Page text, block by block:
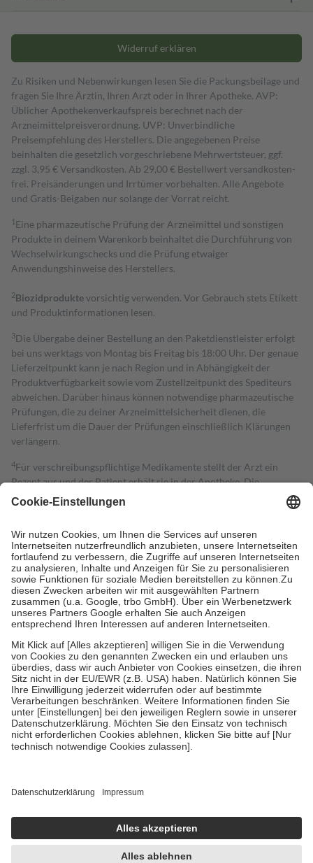
Widerruf erklären
Zu Risiken und Nebenwirkungen lesen Sie die Packungsbeilage und
fragen Sie Ihre Ärztin, Ihren Arzt oder in Ihrer Apotheke. AVP:
Üblicher Apothekenverkaufspreis berechnet nach der
Arzneimittelpreisverordnung. UVP: Unverbindliche
Preisempfehlung des Herstellers. Die angegebenen Preise
beinhalten die gesetzlich vorgeschriebene Mehrwertsteuer, ggf.
zzgl. 3,95 € Versandkosten. Ab 29,00 € Bestell­wert versand­kosten­
frei. Preisänderungen und Irrtümer vorbehalten. Alle Angebote
und Gratis-Beigaben nur solange der Vorrat reicht.
1 Eine pharmazeutische Prüfung der Arzneimittel und sonstigen
Produkte in deinem Warenkorb beinhaltet die Durchführung von
Wechselwirkungschecks und die Prüfung etwaiger
Anwendungshinweise des Herstellers.
2Biozidproduktevorsichtig verwenden. Vor Gebrauch stets Etikett
und Produktinformationen lesen.
3Die Übergabe deiner Bestellung an den Paketdienstleister erfolgt
bei uns werktags von Montag bis Freitag bis 18:00 Uhr. Der genaue
Lieferzeitpunkt kann je nach Region und in Abhängigkeit der
Produktverfügbarkeit sowie vom Zustellzeitpunkt des Spediteurs
abweichen. Darüber hinaus können notwendige pharmazeutische
Prüfungen, die zu deiner Arzneimittelsicherheit dienen, die
Lieferfrist um die Dauer der Prüfungen einschließlich Klärungen
verlängern.
4Für verschreibungspflichtige Medikamente stellt der Arzt ein
Rezept aus und der Patient erhält sie in der Apotheke. Die
gesetzliche Krankenversicherung übernimmt in der Regel die
Kosten dafür, der Versicherte trägt einen Teil davon als Zuzahlung
Grundsätzlich leisten Mitglieder Zuzahlungen in Höhe von zehn
Prozent des Abgabepreises,mindestens jedochfünf Euround
höchstens zehn Euro.Es sind jedoch nie mehr als die tatsächlichen
Kosten der Leistung zu entrichten.
Diese Regeln gelten grundsätzlich auch für Online-Apotheken.
Bei Heilmitteln und häuslicher Krankenpflege beträgt die
Zuzahlung zehn Prozent der Kosten sowie zehn Euro je
Verordnung.
Um das Engagement der Versicherten für ihre eigene Gesundheit zu
stärken und die besondere Stellung der Familie zu unterstützen,
fallenkeine Zuzahlungenan bei:
• Kindern und Jugendlichen bis zum vollendeten 18. Lebensjahr
mit Ausnahme der Fahrkosten
• Untersuchungen zur Vorsorge und Früherkennung, die von der
GKV getragen werden
Einholung von Bewertungen. Trusted Shops hat Maßnahmen
getroffen, um sicherzustellen, dass es sich um echte Bewertungen
handelt. Mehr Informationen findest du hier:
https://help.etrusted.com/hc/de/articles/4419944605341